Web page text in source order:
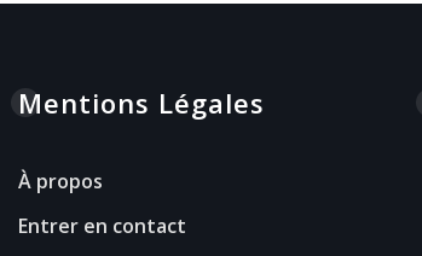
Mentions Légales
À propos
Entrer en contact